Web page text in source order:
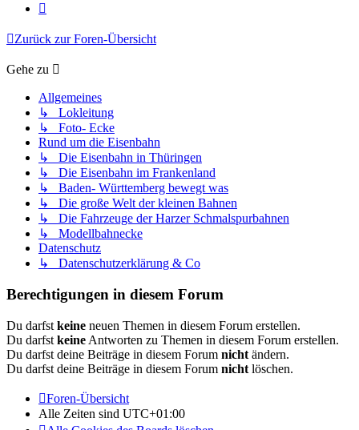
Zurück zur Foren-Übersicht
Gehe zu
Allgemeines
↳ Lokleitung
↳ Foto- Ecke
Rund um die Eisenbahn
↳ Die Eisenbahn in Thüringen
↳ Die Eisenbahn im Frankenland
↳ Baden- Württemberg bewegt was
↳ Die große Welt der kleinen Bahnen
↳ Die Fahrzeuge der Harzer Schmalspurbahnen
↳ Modellbahnecke
Datenschutz
↳ Datenschutzerklärung & Co
Berechtigungen in diesem Forum
Du darfst keine neuen Themen in diesem Forum erstellen.
Du darfst keine Antworten zu Themen in diesem Forum erstellen.
Du darfst deine Beiträge in diesem Forum nicht ändern.
Du darfst deine Beiträge in diesem Forum nicht löschen.
Foren-Übersicht
Alle Zeiten sind UTC+01:00